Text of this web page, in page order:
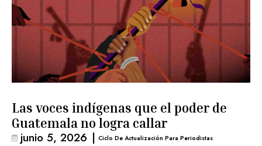
Las voces indígenas que el poder de
Guatemala no logra callar
junio 5, 2026 | Ciclo De Actualización Para Periodistas